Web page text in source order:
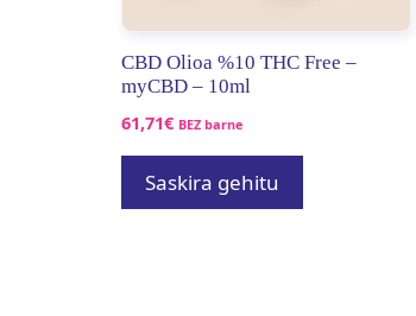
CBD Olioa %10 THC Free –
myCBD – 10ml
61,71€ BEZ barne
Saskira gehitu